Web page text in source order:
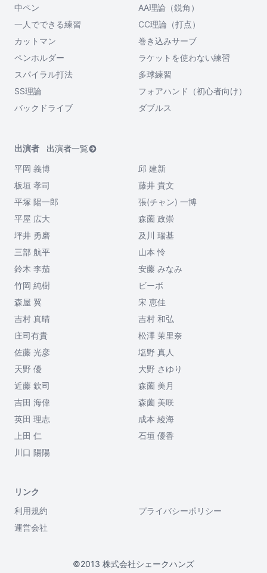
中ペン
AA理論（鋭角）
一人でできる練習
CC理論（打点）
カットマン
巻き込みサーブ
ペンホルダー
ラケットを使わない練習
スパイラル打法
多球練習
SS理論
フォアハンド（初心者向け）
バックドライブ
ダブルス
出演者
出演者一覧
平岡 義博
邱 建新
板垣 孝司
藤井 貴文
平塚 陽一郎
張(チャン) 一博
平屋 広大
森薗 政崇
坪井 勇磨
及川 瑞基
三部 航平
山本 怜
鈴木 李茄
安藤 みなみ
竹岡 純樹
ビーボ
森屋 翼
宋 恵佳
吉村 真晴
吉村 和弘
庄司有貴
松澤 茉里奈
佐藤 光彦
塩野 真人
天野 優
大野 さゆり
近藤 欽司
森薗 美月
吉田 海偉
森薗 美咲
英田 理志
成本 綾海
上田 仁
石垣 優香
川口 陽陽
リンク
利用規約
プライバシーポリシー
運営会社
©2013 株式会社シェークハンズ